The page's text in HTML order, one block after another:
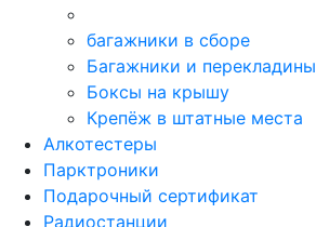
багажники в сборе
Багажники и перекладины
Боксы на крышу
Крепёж в штатные места
Алкотестеры
Парктроники
Подарочный сертификат
Радиостанции